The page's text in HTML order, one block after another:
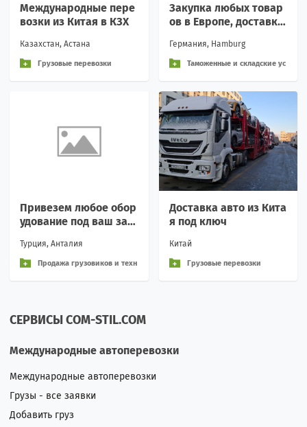
Международные пере
возки из Китая в КЗХ
Казахстан, Астана
Грузовые перевозки
Закупка любых товар
ов в Европе, доставка
Германия, Hamburg
Таможенные и складские ус
Привезем любое обор
удование под ваш зак
Турция, Анталия
Продажа грузовиков и техн
Доставка авто из Кита
я под ключ
Китай
Грузовые перевозки
СЕРВИСЫ COM-STIL.COM
Международные автоперевозки
Международные автоперевозки
Грузы - все заявки
Добавить груз